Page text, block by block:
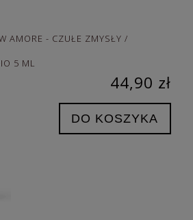
AMORE - CZUŁE ZMYSŁY /
5 ML
44,90 zł
DO KOSZYKA